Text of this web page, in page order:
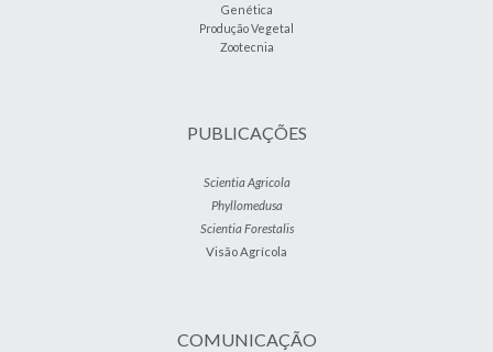
Genética
Produção Vegetal
Zootecnia
PUBLICAÇÕES
Scientia Agricola
Phyllomedusa
Scientia Forestalis
Visão Agrícola
COMUNICAÇÃO